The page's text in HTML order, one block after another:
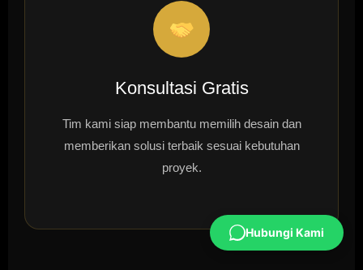
Konsultasi Gratis
Tim kami siap membantu memilih desain dan
memberikan solusi terbaik sesuai kebutuhan
proyek.
Hubungi Kami